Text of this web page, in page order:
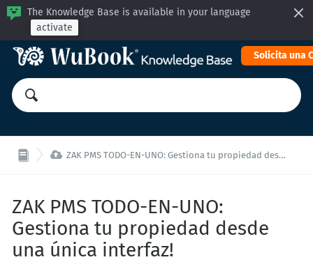
The Knowledge Base is available in your language
activate
Solicita una
 ZAK PMS TODO-EN-UNO: Gestiona tu propiedad desde una única interfaz!
ZAK PMS TODO-EN-UNO:
Gestiona tu propiedad desde
una única interfaz!